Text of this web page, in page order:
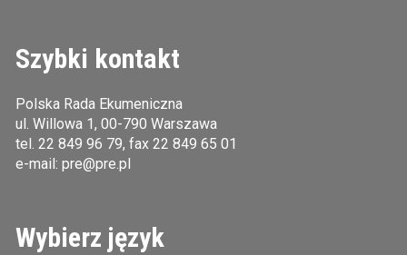
Szybki kontakt
Polska Rada Ekumeniczna
ul. Willowa 1, 00-790 Warszawa
tel. 22 849 96 79, fax 22 849 65 01
e-mail: pre@pre.pl
Wybierz język